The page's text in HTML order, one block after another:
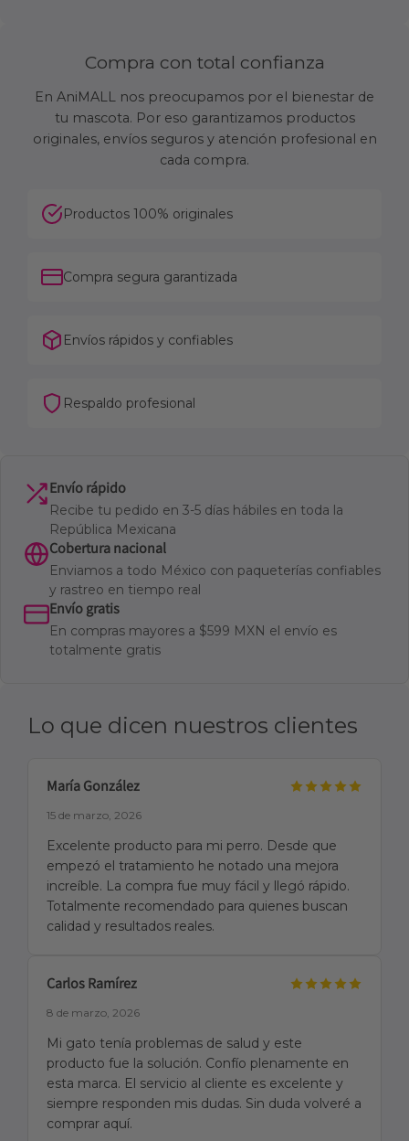
Compra con total confianza
En AniMALL nos preocupamos por el bienestar de
tu mascota. Por eso garantizamos productos
originales, envíos seguros y atención profesional en
cada compra.
Productos 100% originales
Compra segura garantizada
Envíos rápidos y confiables
Respaldo profesional
Envío rápido
Recibe tu pedido en 3-5 días hábiles en toda la
República Mexicana
Cobertura nacional
Enviamos a todo México con paqueterías confiables
y rastreo en tiempo real
Envío gratis
En compras mayores a $599 MXN el envío es
totalmente gratis
Lo que dicen nuestros clientes
María González
15 de marzo, 2026
Excelente producto para mi perro. Desde que
empezó el tratamiento he notado una mejora
increíble. La compra fue muy fácil y llegó rápido.
Totalmente recomendado para quienes buscan
calidad y resultados reales.
Carlos Ramírez
8 de marzo, 2026
Mi gato tenía problemas de salud y este
producto fue la solución. Confío plenamente en
esta marca. El servicio al cliente es excelente y
siempre responden mis dudas. Sin duda volveré a
comprar aquí.